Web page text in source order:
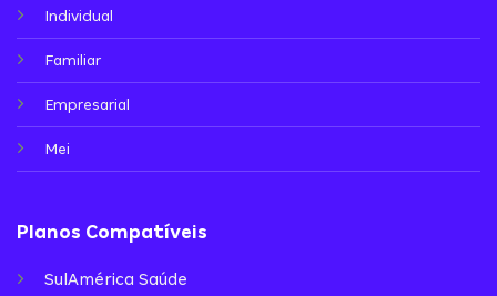
Individual
Familiar
Empresarial
Mei
Planos Compatíveis
SulAmérica Saúde